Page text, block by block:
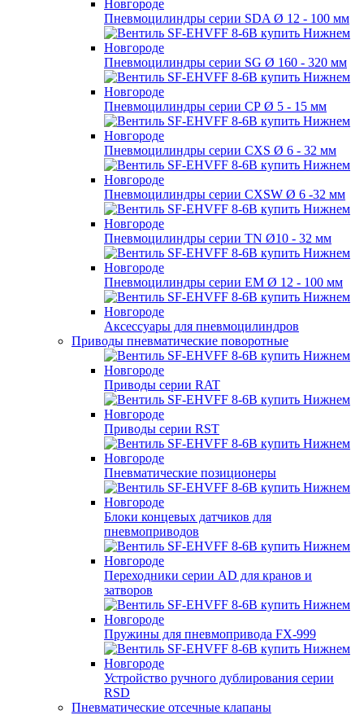
Пневмоцилиндры серии SDA Ø 12 - 100 мм
Пневмоцилиндры серии SG Ø 160 - 320 мм
Пневмоцилиндры серии СР Ø 5 - 15 мм
Пневмоцилиндры серии CXS Ø 6 - 32 мм
Пневмоцилиндры серии CXSW Ø 6 -32 мм
Пневмоцилиндры серии TN Ø10 - 32 мм
Пневмоцилиндры серии EM Ø 12 - 100 мм
Аксессуары для пневмоцилиндров
Приводы пневматические поворотные
Приводы серии RAT
Приводы серии RST
Пневматические позиционеры
Блоки концевых датчиков для
пневмоприводов
Переходники серии AD для кранов и
затворов
Пружины для пневмопривода FX-999
Устройство ручного дублирования серии
RSD
Пневматические отсечные клапаны